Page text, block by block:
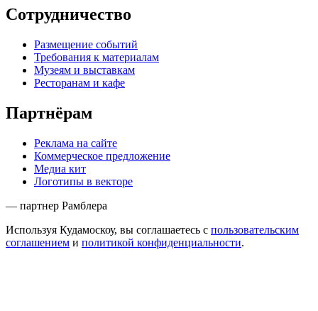
Сотрудничество
Размещение событий
Требования к материалам
Музеям и выставкам
Ресторанам и кафе
Партнёрам
Реклама на сайте
Коммерческое предложение
Медиа кит
Логотипы в векторе
— партнер Рамблера
Используя Кудамоскоу, вы соглашаетесь с пользовательским
соглашением и политикой конфиденциальности.